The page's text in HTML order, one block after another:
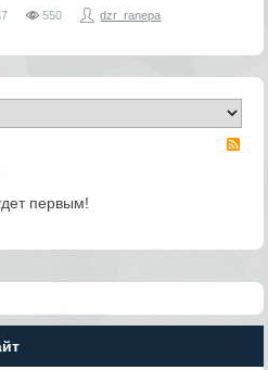
550 dzr_ranepa
первым!